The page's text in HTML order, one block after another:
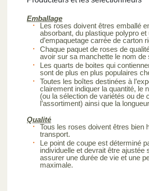
Emballage
Les roses doivent êtres emballé
absorbant, du plastique polypro et
d’empaquetage carrée de carton
Chaque paquet de roses de
avoir sur sa manchette le nom de
Les quarts de boites qui
sont de plus en plus populaires
Toutes les boîtes destinées à
clairement indiquer la quantité, le
(ou la sélection de variétés ou de
l’assortiment) ainsi que la
Qualité
Tous les roses doivent êtres bien
transport.
Le point de coupe est déterminé
individuelle et devrait être ajustée
assurer une durée de vie et une
maximale.